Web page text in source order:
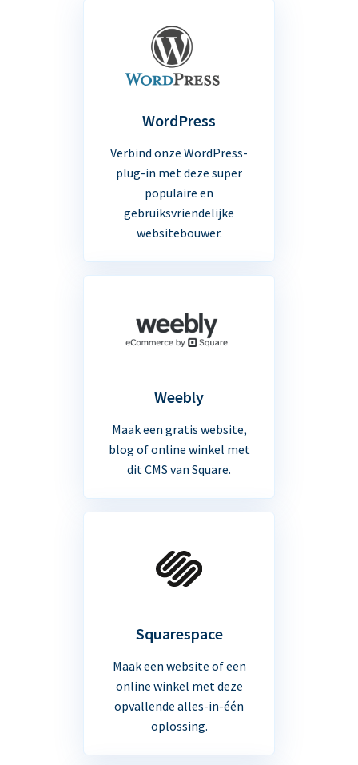
WordPress
Verbind onze WordPress-
plug-in met deze super
populaire en
gebruiksvriendelijke
websitebouwer.
Weebly
Maak een gratis website,
blog of online winkel met
dit CMS van Square.
Squarespace
Maak een website of een
online winkel met deze
opvallende alles-in-één
oplossing.